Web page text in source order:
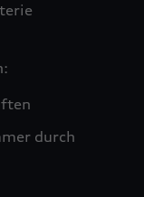
durch